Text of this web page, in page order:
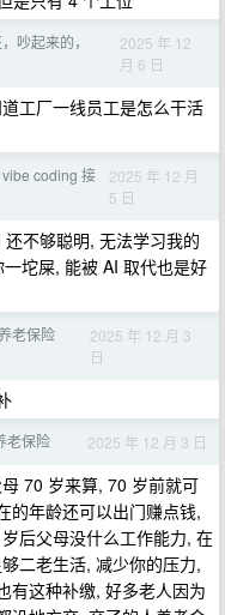
吵起来的，
2025 年 12
月 6 日
工厂一线员工是怎么干活
coding 接
2025 年 12 月
5 日
不够聪明, 无法学习我的
坨屎, 能被 AI 取代也是好
老保险
2025 年 12 月 3
日
老保险 2025 年 12 月 3 日
70 岁来算, 70 岁前就可
的年龄还可以出门赚点钱,
后父母没什么工作能力, 在
二老生活, 减少你的压力,
有这种补缴, 好多老人因为